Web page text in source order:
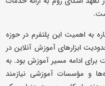
به اهمیت این پلتفرم در حوزه
ابزارهای آموزش آنلاین در
برای ادامه مسیر آموزش بود. به
و مؤسسات آموزشی نیازمند